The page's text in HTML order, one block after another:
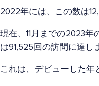
2022年には、この数は
現在、11月までの2023年
は91,525回の訪問に達し
これは、デビューした年